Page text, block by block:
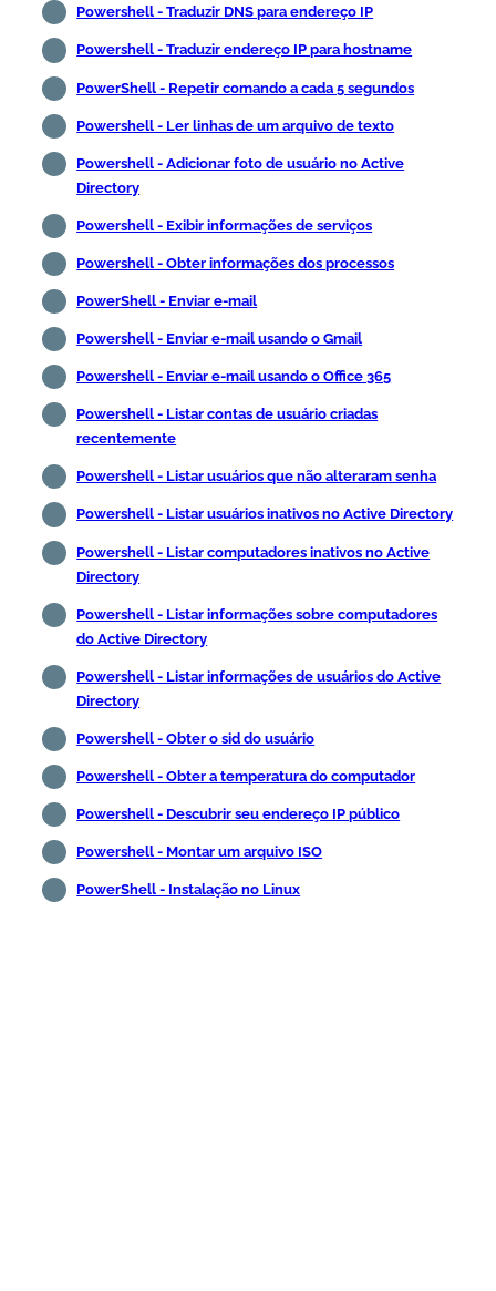
Powershell - Traduzir DNS para endereço IP
Powershell - Traduzir endereço IP para hostname
PowerShell - Repetir comando a cada 5 segundos
Powershell - Ler linhas de um arquivo de texto
Powershell - Adicionar foto de usuário no Active
Directory
Powershell - Exibir informações de serviços
Powershell - Obter informações dos processos
PowerShell - Enviar e-mail
Powershell - Enviar e-mail usando o Gmail
Powershell - Enviar e-mail usando o Office 365
Powershell - Listar contas de usuário criadas
recentemente
Powershell - Listar usuários que não alteraram senha
Powershell - Listar usuários inativos no Active Directory
Powershell - Listar computadores inativos no Active
Directory
Powershell - Listar informações sobre computadores
do Active Directory
Powershell - Listar informações de usuários do Active
Directory
Powershell - Obter o sid do usuário
Powershell - Obter a temperatura do computador
Powershell - Descubrir seu endereço IP público
Powershell - Montar um arquivo ISO
PowerShell - Instalação no Linux